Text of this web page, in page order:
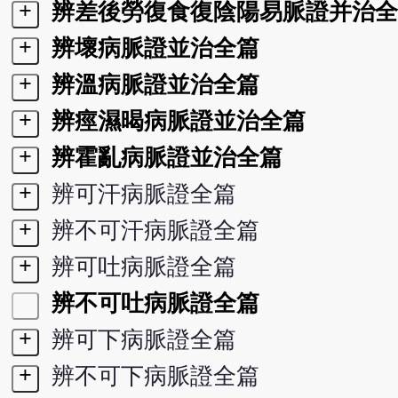
+
辨差後勞復食復陰陽易脈證并治
+
辨壞病脈證並治全篇
+
辨溫病脈證並治全篇
+
辨痙濕暍病脈證並治全篇
+
辨霍亂病脈證並治全篇
+
辨可汗病脈證全篇
+
辨不可汗病脈證全篇
+
辨可吐病脈證全篇
辨不可吐病脈證全篇
+
辨可下病脈證全篇
+
辨不可下病脈證全篇